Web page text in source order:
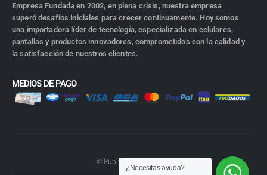
Empresa Fundada en 2002, en plena crisis, nuestra empresa
superó desafíos iniciales para crecer continuamente. Hoy somos
una importadora líder de tecnología, especializada en celulares,
pantallas y productos innovadores, comprometidos con la calidad y
la satisfacción de nuestros clientes.
MEDIOS DE PAGO
© Rubiwebs.com 2026.
¿Necesitas ayuda?